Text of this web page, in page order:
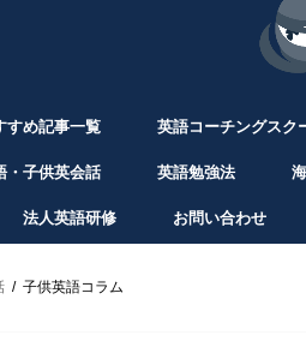
すめ記事一覧 英語コーチングスク
・子供英会話 英語勉強法
法人英語研修 お問い合わせ
子供英語コラム